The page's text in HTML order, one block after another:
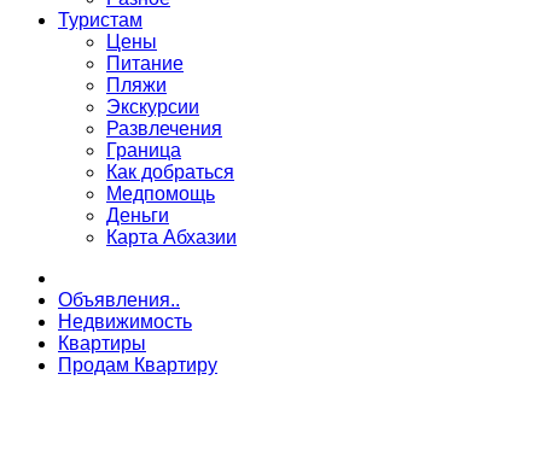
Туристам
Цены
Питание
Пляжи
Экскурсии
Развлечения
Граница
Как добраться
Медпомощь
Деньги
Карта Абхазии
Объявления..
Недвижимость
Квартиры
Продам Квартиру